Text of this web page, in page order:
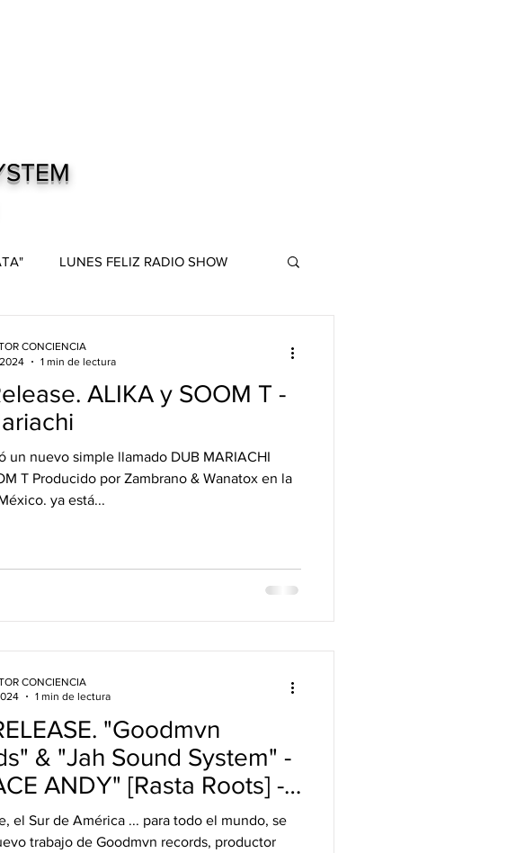
LUNES FELIZ RADIO SHOW
ALIKA y SOOM T -
T Producido por Zambrano & Wanatox en la
Ciudad de México. ya está...
CONCIENCIA
1 min de lectura
"Goodmvn
& "Jah Sound System" -
ANDY" [Rasta Roots] -
I" [La Voz del Pueblo]
el Sur de América ... para todo el mundo, se
Goodmvn records, productor
CONCIENCIA
1 min de lectura